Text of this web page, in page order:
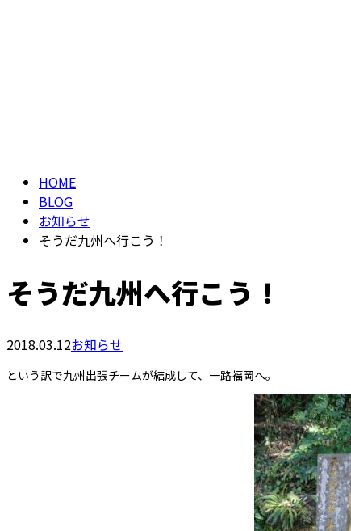
HOME
BLOG
お知らせ
そうだ九州へ行こう！
そうだ九州へ行こう！
2018.03.12お知らせ
という訳で九州出張チームが結成して、一路福岡へ。